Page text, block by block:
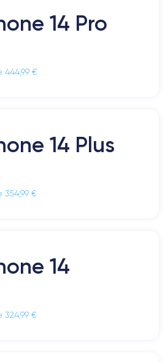
14 Pro
444,99 €
14 Plus
354,99 €
14
324,99 €